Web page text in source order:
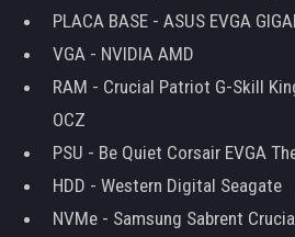
PLACA BASE - ASUS EVGA
VGA - NVIDIA AMD
RAM - Crucial Patriot G-Skill
OCZ
PSU - Be Quiet Corsair EVGA
HDD - Western Digital Seagate
NVMe - Samsung Sabrent